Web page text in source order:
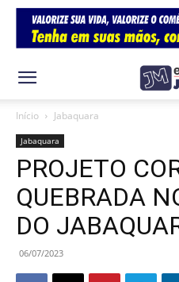
Início Jabaquara
Jabaquara
PROJETO
QUEBRADA
DO
06/07/2023